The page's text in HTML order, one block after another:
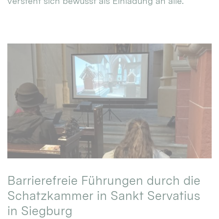
Barrierefreie Führungen durch die
Schatzkammer in Sankt Servatius
in Siegburg